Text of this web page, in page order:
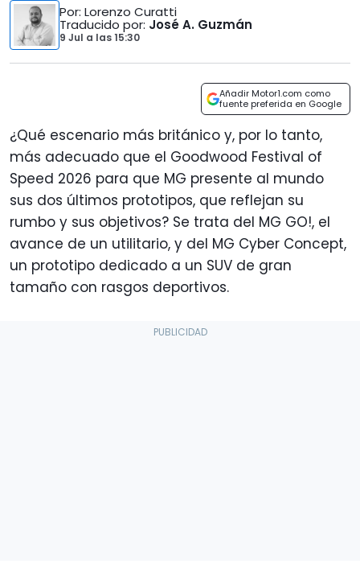
Por: Lorenzo Curatti
Traducido por: José A. Guzmán
9 Jul a las15:30
Añadir Motor1.com como
fuente preferida en Google
¿Qué escenario más británico y, por lo tanto,
más adecuado que el Goodwood Festival of
Speed 2026 para que MG presente al mundo
sus dos últimos prototipos, que reflejan su
rumbo y sus objetivos? Se trata del MG GO!, el
avance de un utilitario, y del MG Cyber Concept,
un prototipo dedicado a un SUV de gran
tamaño con rasgos deportivos.